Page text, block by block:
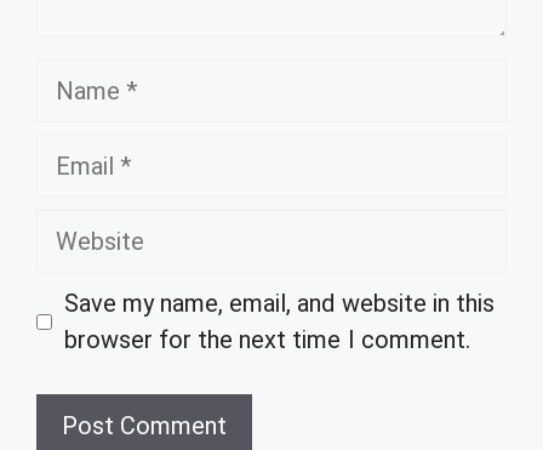
Name
Email
Website
Save my name, email, and website in this
browser for the next time I comment.